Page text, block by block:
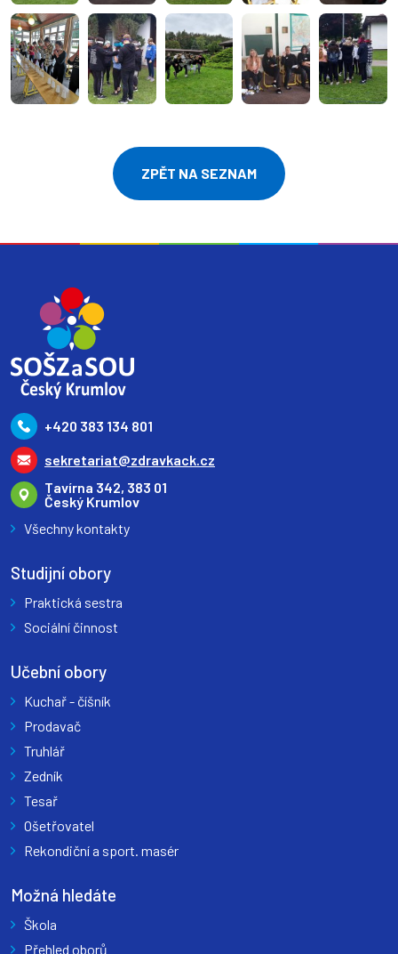
ZPĚT NA SEZNAM
+420 383 134 801
sekretariat@zdravkack.cz
Tavírna 342, 383 01
Český Krumlov
Všechny kontakty
Studijní obory
Praktická sestra
Sociální činnost
Učební obory
Kuchař - číšník
Prodavač
Truhlář
Zedník
Tesař
Ošetřovatel
Rekondiční a sport. masér
Možná hledáte
Škola
Přehled oborů